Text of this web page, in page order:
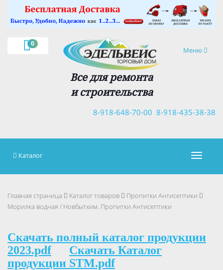
0
Навигация
Меню
Все для ремонта
и строительства
8-918-435-38-38
8-918-648-70-00
×
Каталог
Главная страница Каталог товаров
Пропитки Антисептики
Морилка водная / Новбытхим. Пропитки Антисептики
Скачать полный каталог продукции
2023.pdf
Скачать Каталог
продукции STM.pdf